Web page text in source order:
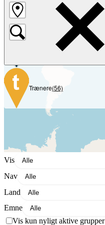
(964)
(19)
Trænere(56)
Vis
Nav
Land
Emne
Vis kun nyligt aktive grupper